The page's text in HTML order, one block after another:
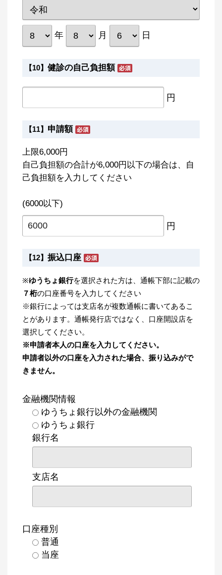
年 月 日
【10】 健診の自己負担額
円
【11】 申請額
上限6,000円
自己負担額の合計が6,000円以下の場合は、自
己負担額を入力してください
(6000以下)
円
【12】 振込口座
※ゆうちょ銀行を選択された方は、通帳下部に記載の
７桁の口座番号を入力してください
※銀行によっては支店名が複数通帳に書いてあるこ
とがあります。通帳発行店ではなく、口座開設店を
選択してください。
※申請者本人の口座を入力してください。
申請者以外の口座を入力された場合、振り込みがで
きません。
金融機関情報
ゆうちょ銀行以外の金融機関
ゆうちょ銀行
銀行名
支店名
口座種別
普通
当座